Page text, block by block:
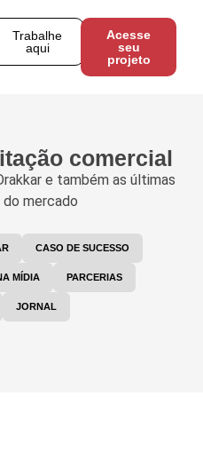
Trabalhe
aqui
Acesse
seu
projeto
comercial
e também as últimas
mercado
CASO DE SUCESSO
MÍDIA PARCERIAS
JORNAL